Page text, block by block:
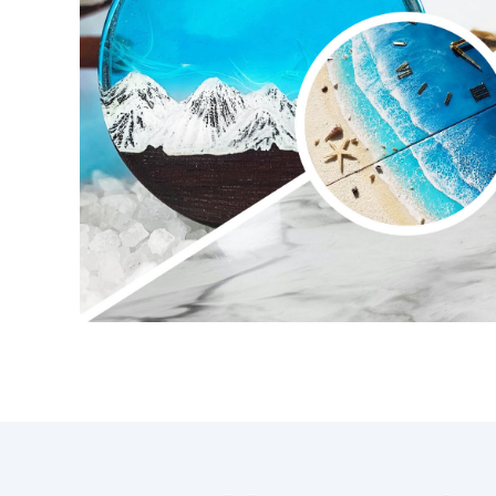
Kristaleffect, zonder luchtbellen,
geurloos – de unieke formule is
ideaal voor doe-het-zelven,
knutselen en artistieke creaties.
Ook ideaal voor het gieten en
inbedden van voorwerpen.
Compatibel met siliconen, hout,
stof, glas, papier of foto's.
Uithardingstijd – 24 uur.
【VEILIG EN GECERTIFICEERD】
Onze hars is gecertificeerd niet-
toxisch, vrij van oplosmiddelen,
niet ontvlambaar en volkomen
veilig.
【MAKKELIJK IN